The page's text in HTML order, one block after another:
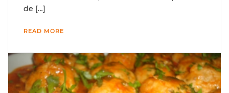
de […]
READ MORE